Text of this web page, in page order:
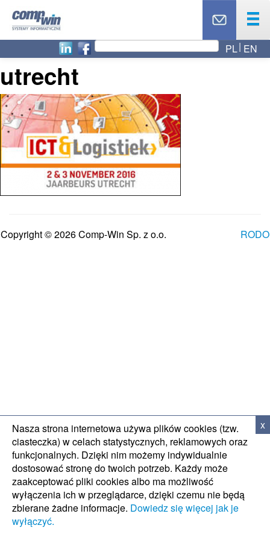
Nasza strona internetowa używa plików cookies (tzw.
ciasteczka) w celach statystycznych, reklamowych oraz
funkcjonalnych. Dzięki nim możemy indywidualnie
dostosować stronę do twoich potrzeb. Każdy może
zaakceptować pliki cookies albo ma możliwość
wyłączenia ich w przeglądarce, dzięki czemu nie będą
zbierane żadne informacje. Dowiedz się więcej jak je
wyłączyć.
x
PRODUKTY
USŁUGI
PARTNERZY
CASE STUDY
AKTUALNOŚCI
RODO
TOP 10
PL EN
utrecht
Copyright © 2026 Comp-Win Sp. z o.o. RODO